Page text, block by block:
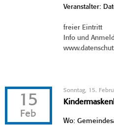
Veranstalter:
freier Eintritt
Info und
15
Feb
Sonntag, 15.
Wo: